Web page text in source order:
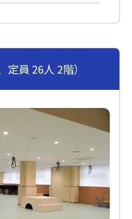
員 26人 2階）